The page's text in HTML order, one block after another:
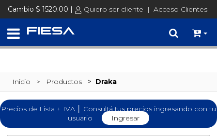
SET @busqueda = replace(@busqueda, 'Ã©','é')
Cambio $ 1520.00 | Quiero ser cliente | Acceso Clientes
Inicio > Productos > Draka
Precios de Lista + IVA │ Consultá tus precios ingresando con tu
usuario
Ingresar